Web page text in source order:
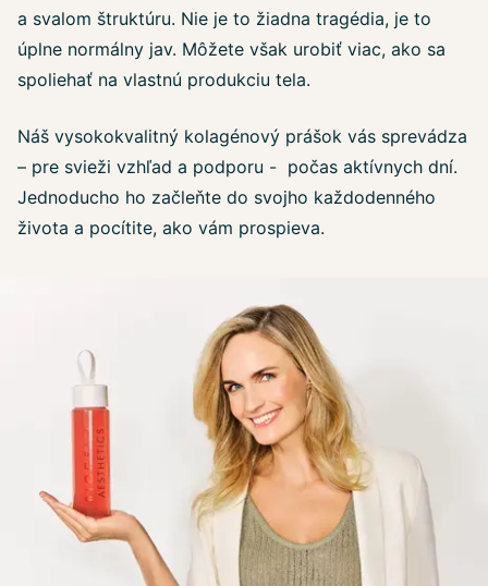
a svalom štruktúru. Nie je to žiadna tragédia, je to
úplne normálny jav. Môžete však urobiť viac, ako sa
spoliehať na vlastnú produkciu tela.
Náš vysokokvalitný kolagénový prášok vás sprevádza
– pre svieži vzhľad a podporu - počas aktívnych dní.
Jednoducho ho začleňte do svojho každodenného
života a pocítite, ako vám prospieva.